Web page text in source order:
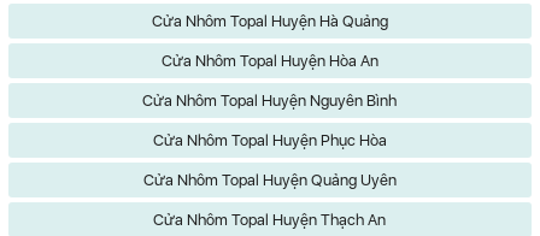
Cửa Nhôm Topal Huyện Hà Quảng
Cửa Nhôm Topal Huyện Hòa An
Cửa Nhôm Topal Huyện Nguyên Bình
Cửa Nhôm Topal Huyện Phục Hòa
Cửa Nhôm Topal Huyện Quảng Uyên
Cửa Nhôm Topal Huyện Thạch An